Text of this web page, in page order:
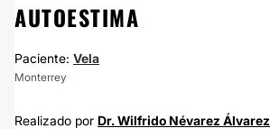
AUTOESTIMA
Paciente: Vela
Monterrey
Realizado por Dr. Wilfrido Névarez Álvarez